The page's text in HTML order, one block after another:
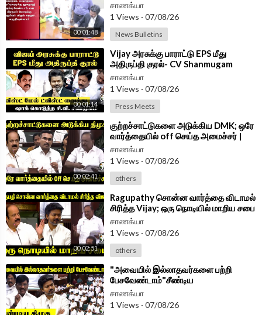
Follow Chanakyaa on arattai -https://aratt.ai/@chanakyaa_tv
Android App -https://play.google.com/store/....apps/details?id=
com.
00:01:48
Vijay Letter To PM Modi
சாணக்யா
1 Views · 07/08/26
News Bulletins
00:01:14
⁣Vijay அரசுக்கு பாராட்டு EPS மீது
அதிருப்தி குரல்- CV Shanmugam
PressMeet | ADMK | TVK |
சாணக்யா
1 Views · 07/08/26
Press Meets
00:02:41
⁣குற்றச்சாட்டுகளை அடுக்கிய DMK; ஒரே
வார்த்தையில் off செய்த அமைச்சர் |
ArunRaj Speech at TN Assembly
சாணக்யா
1 Views · 07/08/26
others
00:02:51
⁣Ragupathy சொன்ன வார்த்தை விடாமல்
சிரித்த Vijay; ஒரு நொடியில் மாறிய சபை
| TN Assembly 2026
சாணக்யா
1 Views · 07/08/26
others
⁣"அவையில் இல்லாதவர்களை பற்றி
பேசவேண்டாம்"சீண்டிய
DMK;கொதித்தெழுந்த Congress | TN
Assembly 2026
சாணக்யா
1 Views · 07/08/26